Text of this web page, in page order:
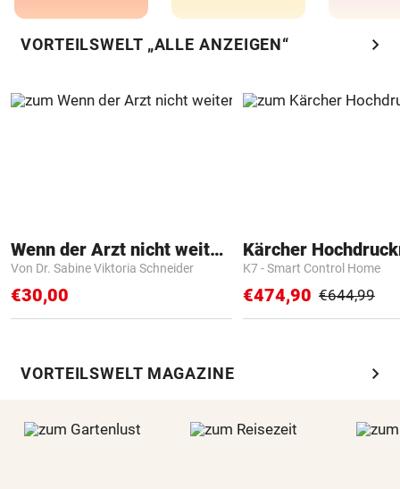
VORTEILSWELT „ALLE ANZEIGEN“ chevron_right
Wenn der Arzt nicht weiter weiß
Von Dr. Sabine Viktoria Schneider
€30,00
Kärcher
K7 - Smart Control Home
€474,90 €644,99
VORTEILSWELT MAGAZINE chevron_right